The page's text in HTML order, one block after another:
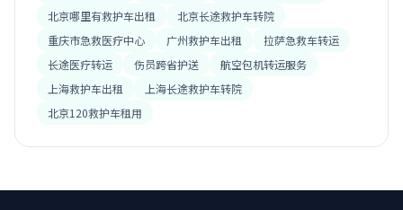
北京哪里有救护车出租
北京长途救护车转院
重庆市急救医疗中心
广州救护车出租
拉萨急救车转运
长途医疗转运
伤员跨省护送
航空包机转运服务
上海救护车出租
上海长途救护车转院
北京120救护车租用